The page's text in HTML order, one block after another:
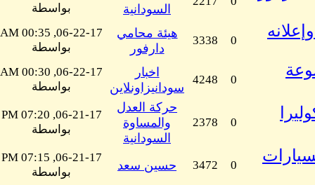
السودانية
بواسطة
0
3338
هيئة محامي
دارفور
06-22-17, 00:35 AM
بواسطة
0
4248
اخبار
سودانيزاونلاين
06-22-17, 00:30 AM
بواسطة
0
2378
حركة العدل
والمساوة
السودانية
06-21-17, 07:20 PM
بواسطة
0
3472 حسين سعد
06-21-17, 07:15 PM
بواسطة